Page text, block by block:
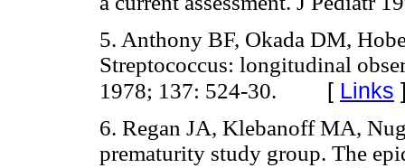
5. Anthony BF, Okada DM,
Streptococcus: longitudinal
1978; 137: 524-30. [ Links
6. Regan JA, Klebanoff MA,
prematurity study group. The